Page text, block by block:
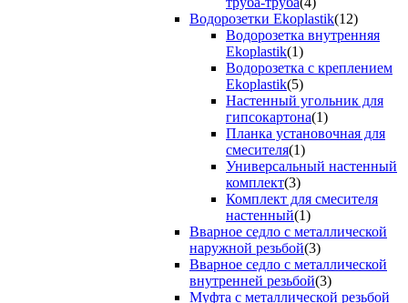
Водорозетки Ekoplastik(12)
Водорозетка внутренняя
Ekoplastik(1)
Водорозетка с креплением
Ekoplastik(5)
Настенный угольник для
гипсокартона(1)
Планка установочная для
смесителя(1)
Универсальный настенный
комплект(3)
Комплект для смесителя
настенный(1)
Вварное седло с металлической
наружной резьбой(3)
Вварное седло с металлической
внутренней резьбой(3)
Муфта с металлической резьбой